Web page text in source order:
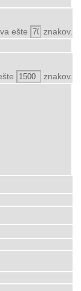
ešte znakov.
znakov.